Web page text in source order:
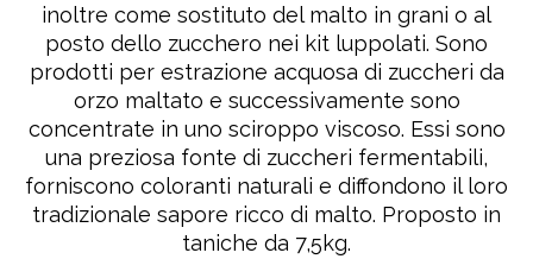
inoltre come sostituto del malto in grani o al
posto dello zucchero nei kit luppolati. Sono
prodotti per estrazione acquosa di zuccheri da
orzo maltato e successivamente sono
concentrate in uno sciroppo viscoso. Essi sono
una preziosa fonte di zuccheri fermentabili,
forniscono coloranti naturali e diffondono il loro
tradizionale sapore ricco di malto. Proposto in
taniche da 7,5kg.